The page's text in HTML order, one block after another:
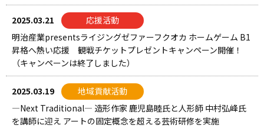
2025.03.21
応援活動
明治産業presentsライジングゼファーフクオカ ホームゲーム B1
昇格へ熱い応援 観戦チケットプレゼントキャンペーン開催！
（キャンペーンは終了しました）
2025.03.19
地域貢献活動
―Next Traditional― 造形作家 鹿児島睦氏と人形師 中村弘峰氏
を講師に迎え アートの固定概念を超える芸術研修を実施